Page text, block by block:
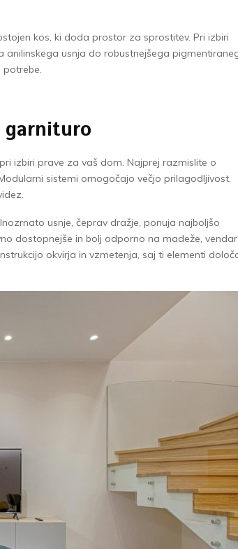
kos, ki doda prostor za sprostitev. Pri izbiri
usnja do robustnejšega
potrebe.
garnituro
izbiri prave za vaš dom. Najprej razmislite o
sistemi omogočajo večjo prilagodljivost,
usnje, čeprav dražje, ponuja najboljšo
dostopnejše in bolj odporno na madeže, vendar
okvirja in vzmetenja, saj ti elementi